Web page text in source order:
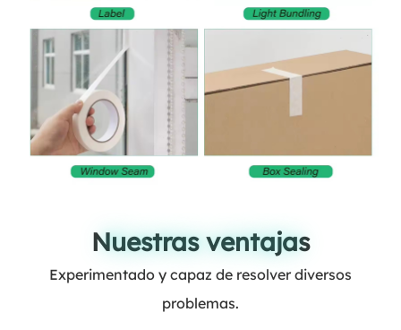
Nuestras ventajas
Nuestras ventajas
Experimentado y capaz de resolver diversos
problemas.